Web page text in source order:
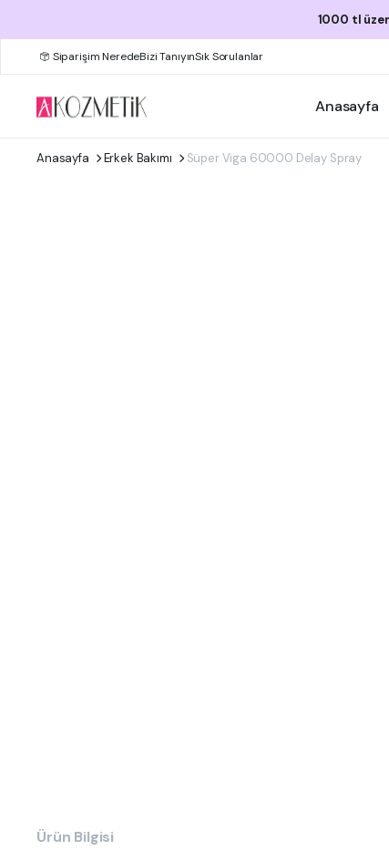
1000 tl
Siparişim NeredeBizi TanıyınSık Sorulanlar
Anasayfa
Anasayfa Erkek Bakımı Süper Viga 60000 Delay Spray
Ürün Bilgisi